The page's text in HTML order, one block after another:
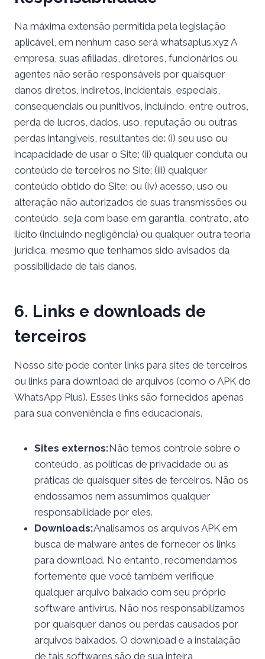
Na máxima extensão permitida pela legislação
aplicável, em nenhum caso será whatsaplus.xyz A
empresa, suas afiliadas, diretores, funcionários ou
agentes não serão responsáveis ​​por quaisquer
danos diretos, indiretos, incidentais, especiais,
consequenciais ou punitivos, incluindo, entre outros,
perda de lucros, dados, uso, reputação ou outras
perdas intangíveis, resultantes de: (i) seu uso ou
incapacidade de usar o Site; (ii) qualquer conduta ou
conteúdo de terceiros no Site; (iii) qualquer
conteúdo obtido do Site; ou (iv) acesso, uso ou
alteração não autorizados de suas transmissões ou
conteúdo, seja com base em garantia, contrato, ato
ilícito (incluindo negligência) ou qualquer outra teoria
jurídica, mesmo que tenhamos sido avisados ​​da
possibilidade de tais danos.
6. Links e downloads de
terceiros
Nosso site pode conter links para sites de terceiros
ou links para download de arquivos (como o APK do
WhatsApp Plus). Esses links são fornecidos apenas
para sua conveniência e fins educacionais.
Sites externos:Não temos controle sobre o
conteúdo, as políticas de privacidade ou as
práticas de quaisquer sites de terceiros. Não os
endossamos nem assumimos qualquer
responsabilidade por eles.
Downloads:Analisamos os arquivos APK em
busca de malware antes de fornecer os links
para download. No entanto, recomendamos
fortemente que você também verifique
qualquer arquivo baixado com seu próprio
software antivírus. Não nos responsabilizamos
por quaisquer danos ou perdas causados ​​por
arquivos baixados. O download e a instalação
de tais softwares são de sua inteira